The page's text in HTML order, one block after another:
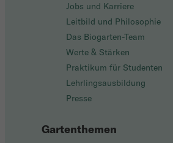
Jobs und Karriere
Leitbild und Philosophie
Das Biogarten-Team
Werte & Stärken
Praktikum für Studenten
Lehrlingsausbildung
Presse
Gartenthemen